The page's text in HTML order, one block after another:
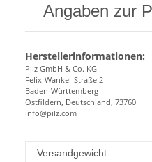
Angaben zur
Herstellerinformationen:
Pilz GmbH & Co. KG
Felix-Wankel-Straße 2
Baden-Württemberg
Ostfildern, Deutschland, 73760
info@pilz.com
Versandgewicht: